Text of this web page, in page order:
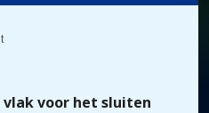
voor het sluiten